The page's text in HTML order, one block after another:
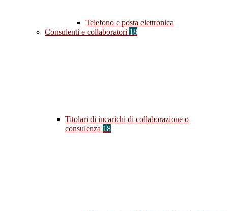
Telefono e posta elettronica
Consulenti e collaboratori 18
Titolari di incarichi di collaborazione o
consulenza 18